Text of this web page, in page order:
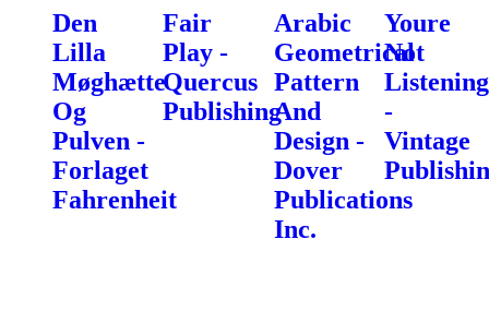
Den
Lilla
Møghætte
Og
Pulven -
Forlaget
Fahrenheit
Fair
Play -
Quercus
Publishing
Arabic
Geometrical
Pattern
And
Design -
Dover
Publications
Inc.
Youre
Not
Listening
-
Vintage